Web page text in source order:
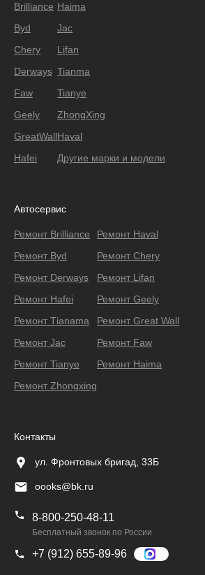
Brilliance
Byd
Chery
Derways
Faw
Geely
GreatWall
Hafei
Haima
Jac
Lifan
Tianma
Tianye
ZhongXing
Haval
Другие марки и модели
Автосервис
Ремонт Brilliance
Ремонт Byd
Ремонт Derways
Ремонт Hafei
Ремонт Тianama
Ремонт Jac
Ремонт Tianye
Ремонт Zhongxing
Ремонт Haval
Ремонт Chery
Ремонт Lifan
Ремонт Geely
Ремонт Great Wall
Ремонт Faw
Ремонт Haima
Контакты
ул. Фронтовых бригад, 33Б
oooks@bk.ru
8-800-250-48-11
Бесплатный звонок по России
+7 (912) 655-89-96